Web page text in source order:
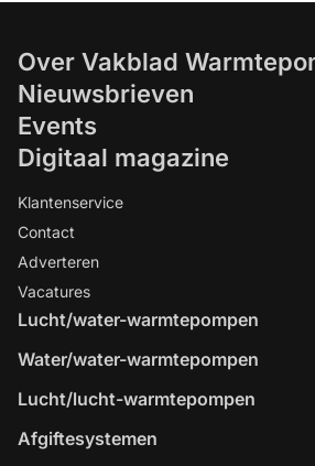
Over Vakblad
Nieuwsbrieven
Events
Digitaal magazine
Klantenservice
Contact
Adverteren
Vacatures
Lucht/water-warmtepompen
Water/water-warmtepompen
Lucht/lucht-warmtepompen
Afgiftesystemen